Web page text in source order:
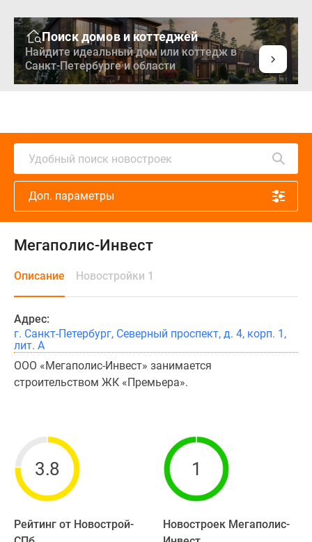
Поиск домов и коттеджей
Найдите идеальный дом или коттедж в
Санкт-Петербурге и области
Удобный поиск новостроек
Доп. параметры
Мегаполис-Инвест
Описание Новостройки 1
Адрес:
г. Санкт-Петербург, Северный проспект, д. 4, корп. 1,
лит. А
ООО «Мегаполис-Инвест» занимается
строительством ЖК «Премьера».
3.8
Рейтинг от Новострой-
1
Новостроек Мегаполис-